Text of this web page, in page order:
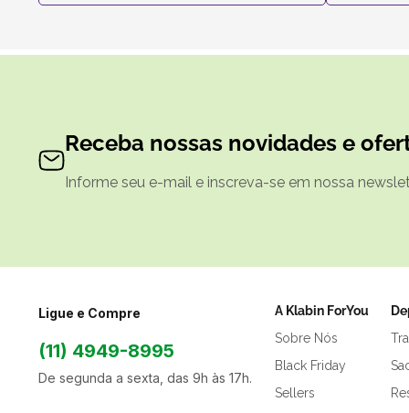
Receba nossas novidades e
Informe seu e-mail e inscreva-se em nossa
Ligue e Compre
(11) 4949-8995
De segunda a sexta, das 9h às 17h.
A Klabin ForYou
Sobre Nós
Black Friday
Sellers